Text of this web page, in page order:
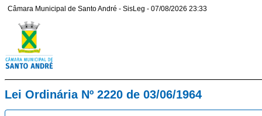
Câmara Municipal de Santo André - SisLeg - 07/08/2026 23:33
Lei Ordinária Nº 2220 de 03/06/1964